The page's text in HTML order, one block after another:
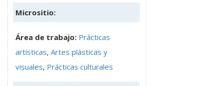
Micrositio:
Área de trabajo: Prácticas
artísticas, Artes plásticas y
visuales, Prácticas culturales